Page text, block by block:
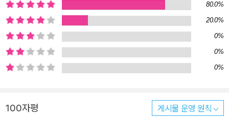
80.0%
20.0%
0%
0%
0%
100자평 게시물 운영 원칙